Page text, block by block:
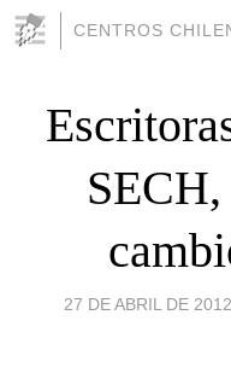
CENTROS
27 DE ABRIL DE